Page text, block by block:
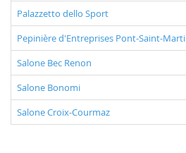
Palazzetto dello Sport
Pepinière d'Entreprises Pont-Saint-
Salone Bec Renon
Salone Bonomi
Salone Croix-Courmaz